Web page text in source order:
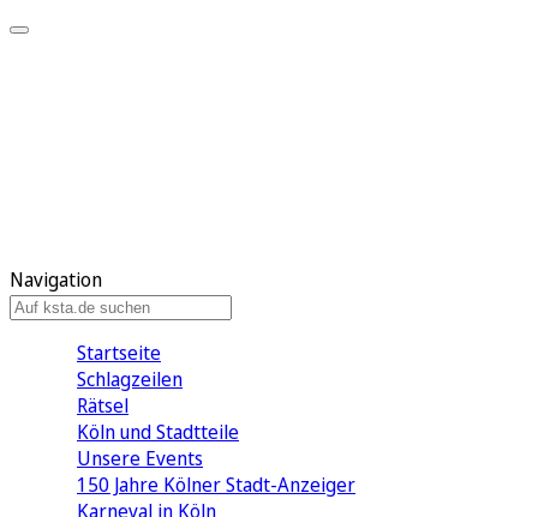
Navigation
Startseite
Schlagzeilen
Rätsel
Köln und Stadtteile
Unsere Events
150 Jahre Kölner Stadt-Anzeiger
Karneval in Köln